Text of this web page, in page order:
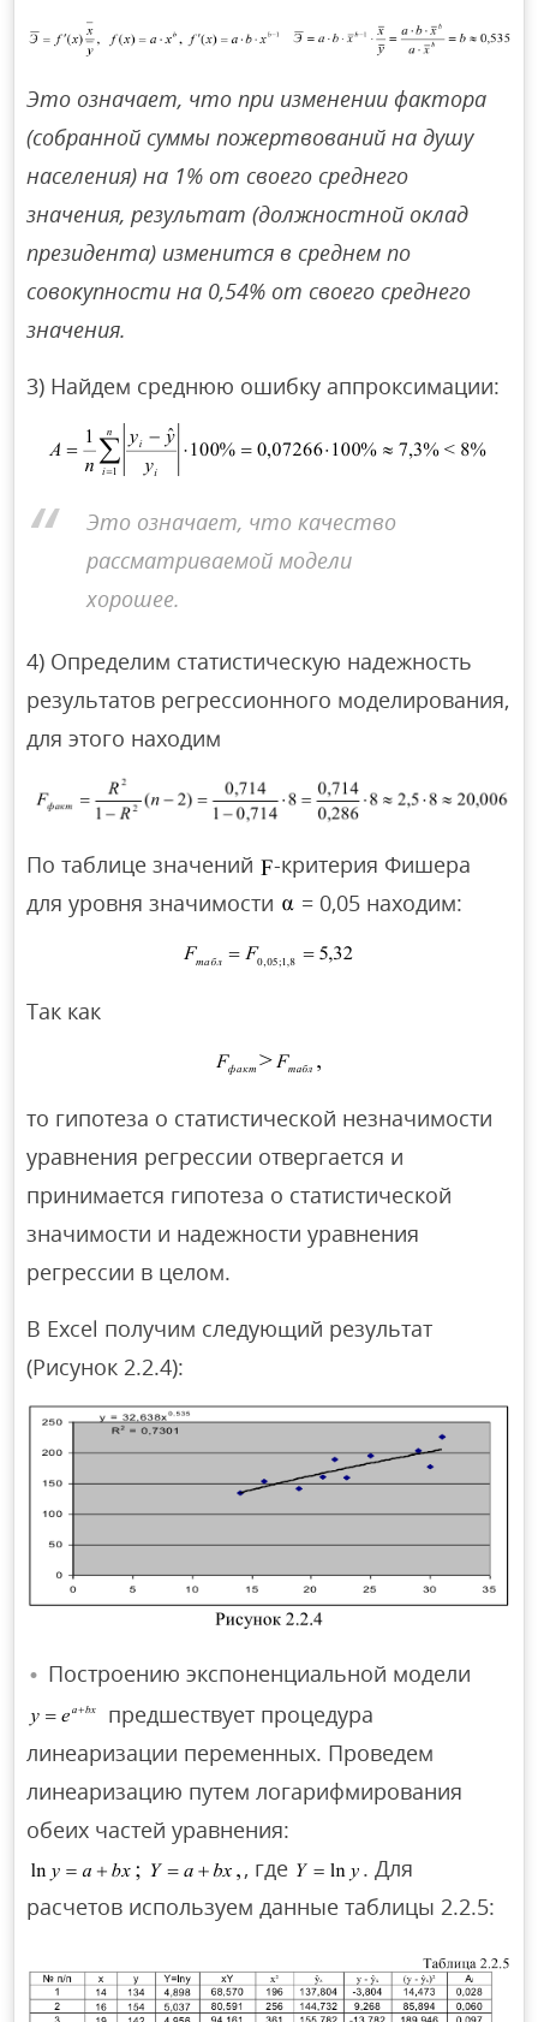
Это означает, что при изменении фактора
(собранной суммы пожертвований на душу
населения) на 1% от своего среднего
значения, результат (должностной оклад
президента) изменится в среднем по
совокупности на 0,54% от своего среднего
значения.
3) Найдем среднюю ошибку аппроксимации:
Это означает, что качество
рассматриваемой модели
хорошее.
4) Определим статистическую надежность
результатов регрессионного моделирования,
для этого находим
По таблице значений
-критерия Фишера
для уровня значимости
= 0,05 находим:
Так как
то гипотеза о статистической незначимости
уравнения регрессии отвергается и
принимается гипотеза о статистической
значимости и надежности уравнения
регрессии в целом.
В Excel получим следующий результат
(Рисунок 2.2.4):
Построению экспоненциальной модели
предшествует процедура
линеаризации переменных. Проведем
линеаризацию путем логарифмирования
обеих частей уравнения:
, где
. Для
расчетов используем данные таблицы 2.2.5: